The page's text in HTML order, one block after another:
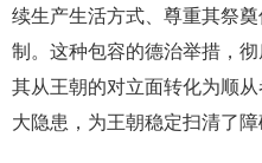
续生产生活方式、尊重其祭
制。这种包容的德治举措，
其从王朝的对立面转化为顺
大隐患，为王朝稳定扫清了障